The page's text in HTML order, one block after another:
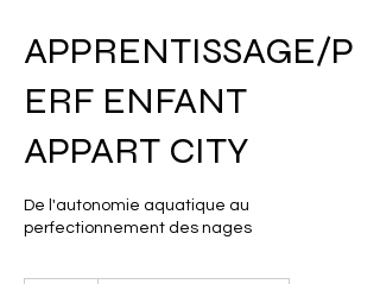
APPRENTISSAGE/P
ERF ENFANT
APPART CITY
De l'autonomie aquatique au
perfectionnement des nages